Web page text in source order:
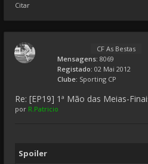
Citar
CF As Bestas
Mensagens: 8069
Registado: 02 Mai 2012
Clube: Sporting CP
Re: [EP19] 1ª Mão das Meias-
por R.Patricio
Spoiler